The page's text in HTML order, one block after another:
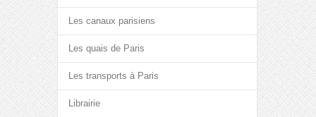
Les canaux parisiens
Les quais de Paris
Les transports à Paris
Librairie